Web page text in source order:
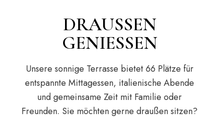
DRAUSSEN G
ENIESSEN
Unsere sonnige Terrasse bietet 66 Plätze für
entspannte Mittagessen, italienische Abende
und gemeinsame Zeit mit Familie oder
Freunden. Sie möchten gerne draußen sitzen?